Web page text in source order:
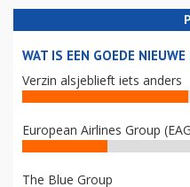
WAT IS EEN GOEDE
Verzin alsjeblieft iets anders
European Airlines Group
The Blue Group